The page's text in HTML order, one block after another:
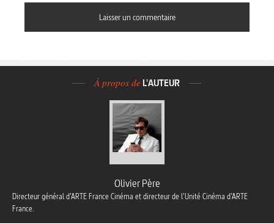
À propos de L'AUTEUR
Olivier Père
Directeur général d’ARTE France Cinéma et directeur de l’Unité Cinéma d’ARTE
France.